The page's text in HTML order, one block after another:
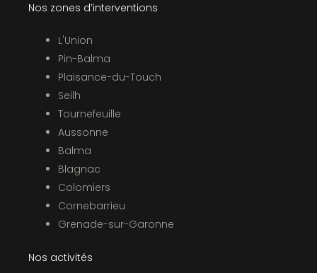
Nos zones d’interventions
L'Union
Pin-Balma
Plaisance-du-Touch
Seilh
Tournefeuille
Aussonne
Balma
Blagnac
Colomiers
Cornebarrieu
Grenade-sur-Garonne
Nos activités